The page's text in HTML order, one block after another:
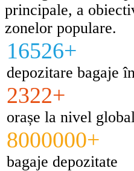
principale, a
zonelor populare.
16526+
depozitare bagaje
2322+
orașe la nivel global
8000000+
bagaje depozitate